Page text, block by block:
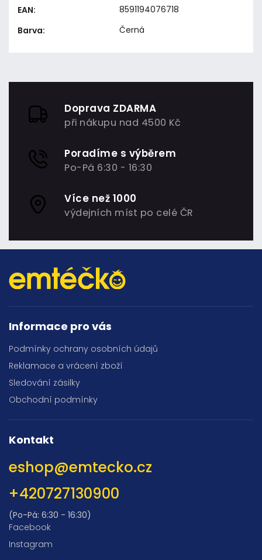
EAN:
8591194076718
Barva: Černá
Doprava ZDARMA
při nákupu nad 4500 Kč
Poradíme s výběrem
Po-Pá 6:30 - 16:30
Více než 1000
výdejních míst po celé ČR
Informace pro vás
Podmínky ochrany osobních údajů
Reklamace a vrácení zboží
Sledování zásilky
Obchodní podmínky
Kontakt
eshop@emtecko.cz
+420727130900
(Po-Pá: 6:30 - 16:30)
Facebook
Instagram